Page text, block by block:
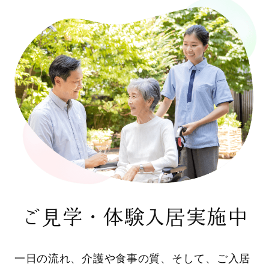
ご見学・体験入居実施中
一日の流れ、介護や食事の質、そして、ご入居